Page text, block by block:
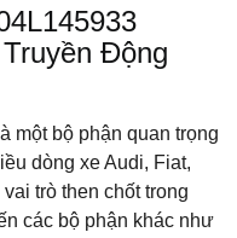
Động
một bộ phận quan trọng
dòng xe Audi, Fiat,
trò then chốt trong
các bộ phận khác như